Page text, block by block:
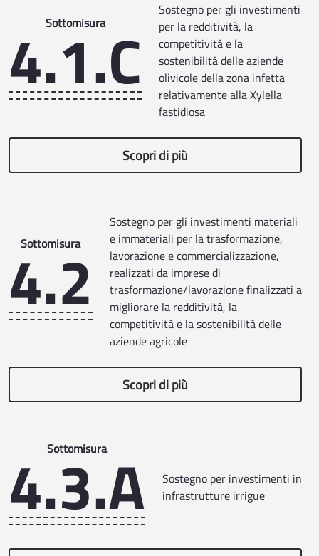
Sottomisura
4.1.C
Sostegno per gli investimenti
per la redditività, la
competitività e la
sostenibilità delle aziende
olivicole della zona infetta
relativamente alla Xylella
fastidiosa
Scopri di più
Sottomisura
4.2
Sostegno per gli investimenti materiali
e immateriali per la trasformazione,
lavorazione e commercializzazione,
realizzati da imprese di
trasformazione/lavorazione finalizzati a
migliorare la redditività, la
competitività e la sostenibilità delle
aziende agricole
Scopri di più
Sottomisura
4.3.A
Sostegno per investimenti in
infrastrutture irrigue